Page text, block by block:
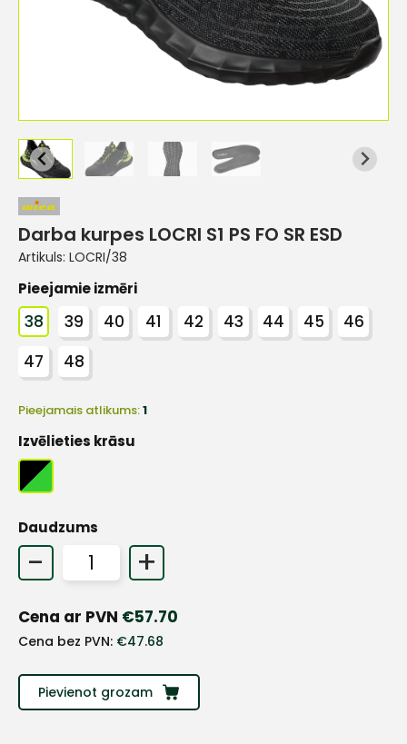
Darba kurpes LOCRI S1 PS FO SR ESD
Artikuls: LOCRI/38
Pieejamie izmēri
38 39 40 41 42 43 44 45
46
47
48
Pieejamais atlikums:1
Izvēlieties krāsu
Daudzums
- +
Cena ar PVN €57.70
Cena bez PVN: €47.68
Pievienot grozam
+